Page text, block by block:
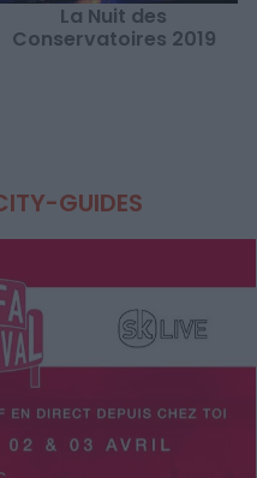
La Nuit des
Conservatoires 2019
GUIDES